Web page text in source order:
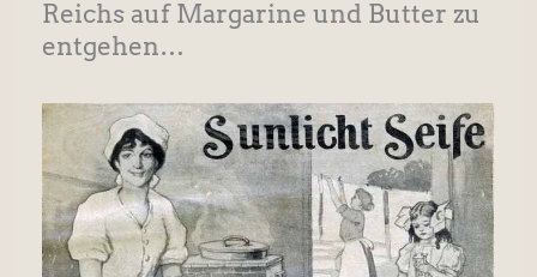
Reichs auf Margarine und Butter zu
entgehen…